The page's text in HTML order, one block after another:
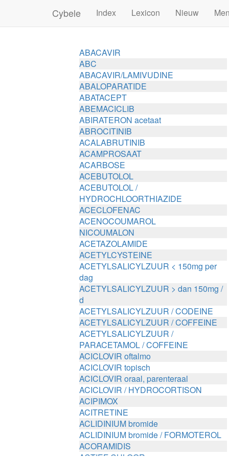
Cybele Index Lexicon Nieuw
ABACAVIR
ABC
ABACAVIR/LAMIVUDINE
ABALOPARATIDE
ABATACEPT
ABEMACICLIB
ABIRATERON acetaat
ABROCITINIB
ACALABRUTINIB
ACAMPROSAAT
ACARBOSE
ACEBUTOLOL
ACEBUTOLOL /
HYDROCHLOORTHIAZIDE
ACECLOFENAC
ACENOCOUMAROL
NICOUMALON
ACETAZOLAMIDE
ACETYLCYSTEINE
ACETYLSALICYLZUUR < 150mg per
dag
ACETYLSALICYLZUUR > dan 150mg /
d
ACETYLSALICYLZUUR / CODEINE
ACETYLSALICYLZUUR / COFFEINE
ACETYLSALICYLZUUR /
PARACETAMOL / COFFEINE
ACICLOVIR oftalmo
ACICLOVIR topisch
ACICLOVIR oraal, parenteraal
ACICLOVIR / HYDROCORTISON
ACIPIMOX
ACITRETINE
ACLIDINIUM bromide
ACLIDINIUM bromide / FORMOTEROL
ACORAMIDIS